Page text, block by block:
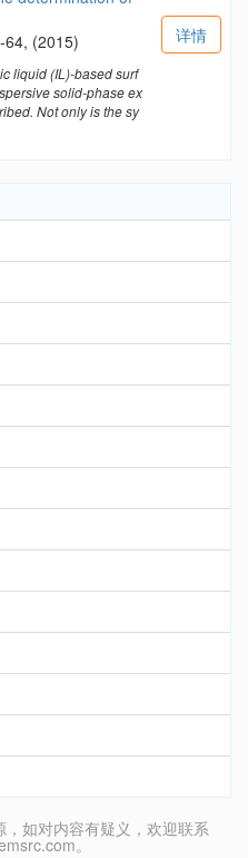
64, (2015)
liquid (IL)-based surf
solid-phase ex
Not only is the sy
详情
如对内容有疑义，欢迎联系
。